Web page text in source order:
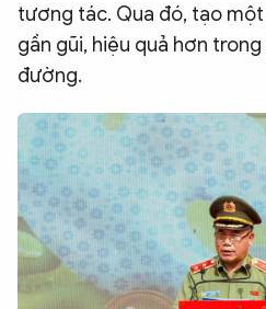
tương tác. Qua đó, tạo
gần gũi, hiệu quả hơn
đường.